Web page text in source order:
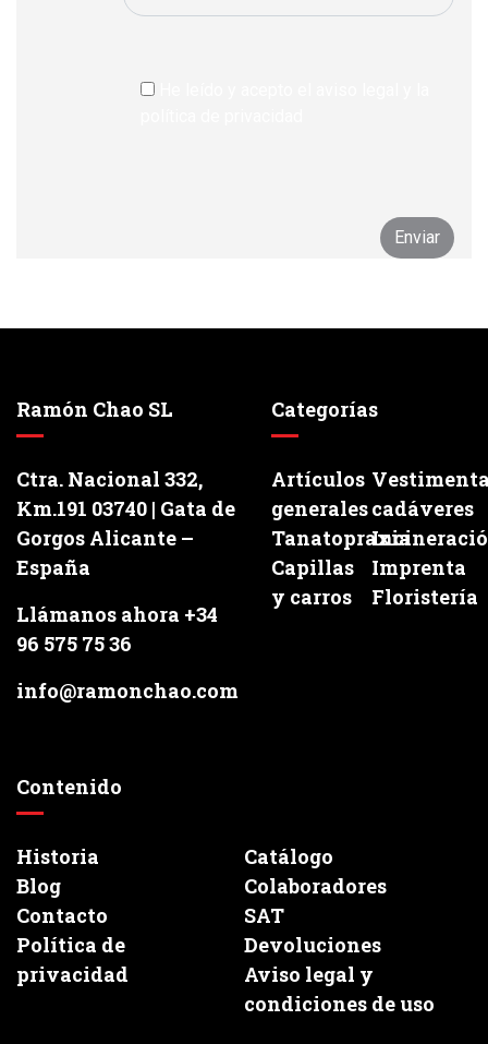
Ramón Chao SL
Ctra. Nacional 332,
Km.191 03740 | Gata de
Gorgos Alicante –
España
Llámanos ahora +34
96 575 75 36
info@ramonchao.com
Categorías
Artículos
generalescadáveres
Tanatopraxia
Capillas
y carros
Imprenta
Floristería
Contenido
Historia
Catálogo
Blog
Colaboradores
Contacto
SAT
Política de
privacidad
Devoluciones
Aviso legal y
condiciones de uso